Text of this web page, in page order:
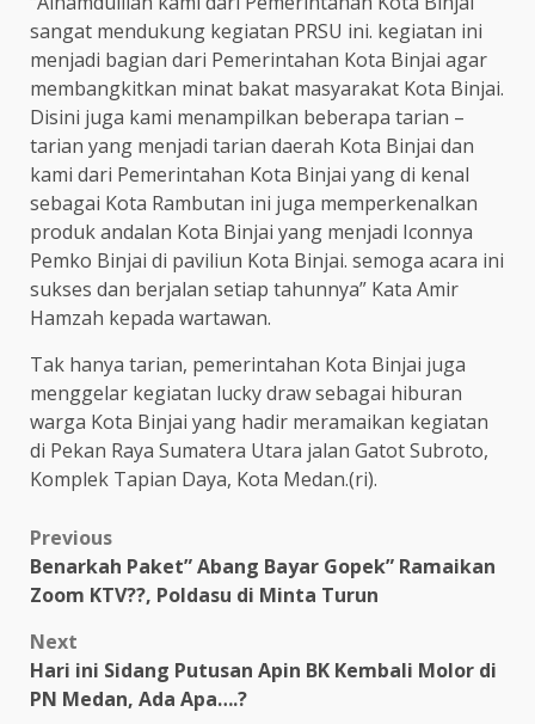
sangat mendukung kegiatan PRSU ini. kegiatan ini
menjadi bagian dari Pemerintahan Kota Binjai agar
membangkitkan minat bakat masyarakat Kota Binjai.
Disini juga kami menampilkan beberapa tarian –
tarian yang menjadi tarian daerah Kota Binjai dan
kami dari Pemerintahan Kota Binjai yang di kenal
sebagai Kota Rambutan ini juga memperkenalkan
produk andalan Kota Binjai yang menjadi Iconnya
Pemko Binjai di paviliun Kota Binjai. semoga acara ini
sukses dan berjalan setiap tahunnya” Kata Amir
Hamzah kepada wartawan.
Tak hanya tarian, pemerintahan Kota Binjai juga
menggelar kegiatan lucky draw sebagai hiburan
warga Kota Binjai yang hadir meramaikan kegiatan
di Pekan Raya Sumatera Utara jalan Gatot Subroto,
Komplek Tapian Daya, Kota Medan.(ri).
Post
navigation
Previous
Benarkah Paket” Abang Bayar Gopek” Ramaikan
Zoom KTV??, Poldasu di Minta Turun
Next
Hari ini Sidang Putusan Apin BK Kembali Molor di
PN Medan, Ada Apa….?